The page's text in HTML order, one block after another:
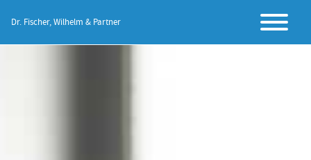
Dr. Fischer, Wilhelm & Partner